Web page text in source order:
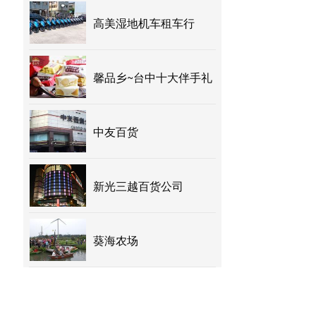
高美湿地机车租车行
馨品乡~台中十大伴手礼
中友百货
新光三越百货公司
葵海农场